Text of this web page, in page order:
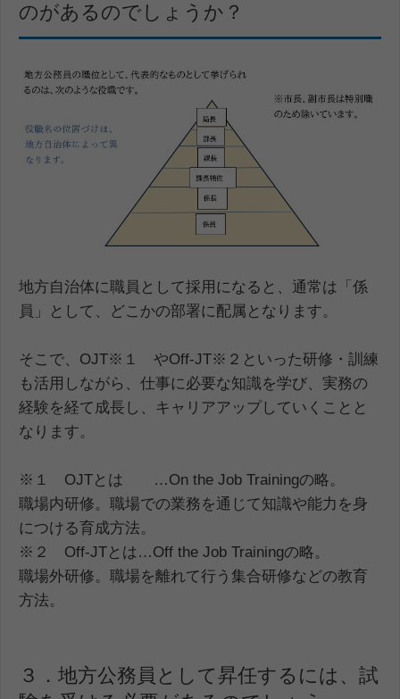
のがあるのでしょうか？
地方自治体に職員として採用になると、通常は「係
員」として、どこかの部署に配属となります。
そこで、OJT※１ やOff-JT※２といった研修・訓練
も活用しながら、仕事に必要な知識を学び、実務の
経験を経て成長し、キャリアアップしていくことと
なります。
※１ OJTとは …On the Job Trainingの略。
職場内研修。職場での業務を通じて知識や能力を身
につける育成方法。
※２ Off-JTとは…Off the Job Trainingの略。
職場外研修。職場を離れて行う集合研修などの教育
方法。
３．地方公務員として昇任するには、試